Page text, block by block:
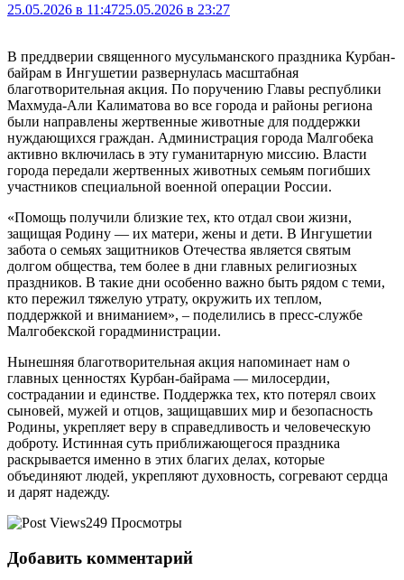
25.05.2026 в 11:4725.05.2026 в 23:27
В преддверии священного мусульманского праздника Курбан-
байрам в Ингушетии развернулась масштабная
благотворительная акция. По поручению Главы республики
Махмуда-Али Калиматова во все города и районы региона
были направлены жертвенные животные для поддержки
нуждающихся граждан. Администрация города Малгобека
активно включилась в эту гуманитарную миссию. Власти
города передали жертвенных животных семьям погибших
участников специальной военной операции России.
«Помощь получили близкие тех, кто отдал свои жизни,
защищая Родину — их матери, жены и дети. В Ингушетии
забота о семьях защитников Отечества является святым
долгом общества, тем более в дни главных религиозных
праздников. В такие дни особенно важно быть рядом с теми,
кто пережил тяжелую утрату, окружить их теплом,
поддержкой и вниманием», – поделились в пресс-службе
Малгобекской горадминистрации.
Нынешняя благотворительная акция напоминает нам о
главных ценностях Курбан-байрама — милосердии,
сострадании и единстве. Поддержка тех, кто потерял своих
сыновей, мужей и отцов, защищавших мир и безопасность
Родины, укрепляет веру в справедливость и человеческую
доброту. Истинная суть приближающегося праздника
раскрывается именно в этих благих делах, которые
объединяют людей, укрепляют духовность, согревают сердца
и дарят надежду.
249 Просмотры
Добавить комментарий